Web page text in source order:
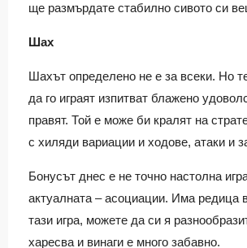
ще размърдате стабилно сивото си
Шах
Шахът определено не е за всеки. Но
да го играят изпитват блажено
правят. Той е може би кралят на
с хиляди вариации и ходове, атаки и
Бонусът днес е не точно настолна
актуалната – асоциации. Има редица
тази игра, можете да си я
харесва и винаги е много забавно.